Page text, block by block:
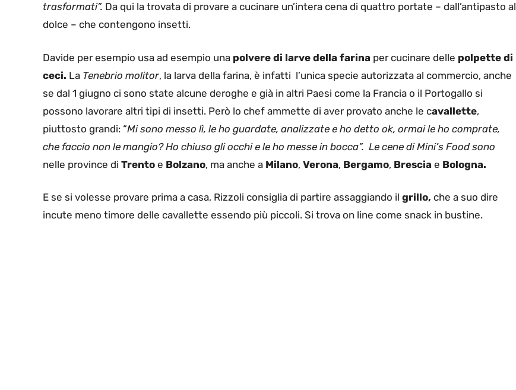
trasformati”. Da qui la trovata di provare a cucinare un’intera cena di quattro portate – dall’antipasto al
dolce – che contengono insetti.
Davide per esempio usa ad esempio una polvere di larve della farina per cucinare delle polpette di
ceci. La Tenebrio molitor, la larva della farina, è infatti l’unica specie autorizzata al commercio, anche
se dal 1 giugno ci sono state alcune deroghe e già in altri Paesi come la Francia o il Portogallo si
possono lavorare altri tipi di insetti. Però lo chef ammette di aver provato anche le cavallette,
piuttosto grandi: “Mi sono messo lì, le ho guardate, analizzate e ho detto ok, ormai le ho comprate,
che faccio non le mangio? Ho chiuso gli occhi e le ho messe in bocca”. Le cene di Mini’s Food sono
nelle province di Trento e Bolzano, ma anche a Milano, Verona, Bergamo, Brescia e Bologna.
E se si volesse provare prima a casa, Rizzoli consiglia di partire assaggiando il grillo, che a suo dire
incute meno timore delle cavallette essendo più piccoli. Si trova on line come snack in bustine.